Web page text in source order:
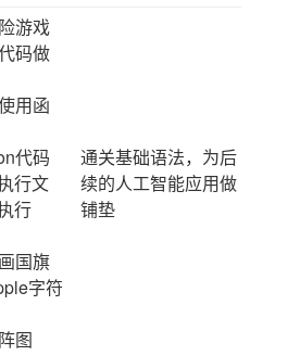
游戏
码做
用函
代码
行文
行
国旗
字符
图
通关基础语法，为后
续的人工智能应用做
铺垫